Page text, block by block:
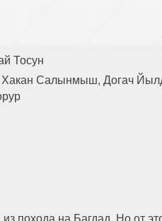
Тосун
Салынмыш, Догач
похода на Багдад. Но от